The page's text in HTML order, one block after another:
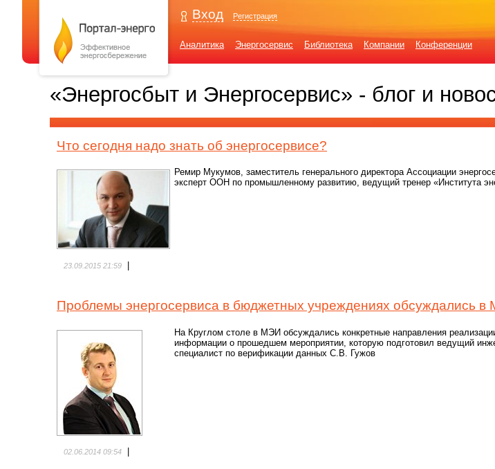
Вход Регистрация
Аналитика Энергосервис Библиотека Компании Конференции
«Энергосбыт и Энергосервис» - блог и
Что сегодня надо знать об энергосервисе?
Ремир Мукумов, заместитель генерального директора Ассоциации
эксперт ООН по промышленному развитию, ведущий тренер «Института
23.09.2015 21:59
Проблемы энергосервиса в бюджетных учреждениях обсуждались в
На Круглом столе в МЭИ обсуждались конкретные направления
информации о прошедшем мероприятии, которую подготовил ведущий
специалист по верификации данных С.В. Гужов
02.06.2014 09:54